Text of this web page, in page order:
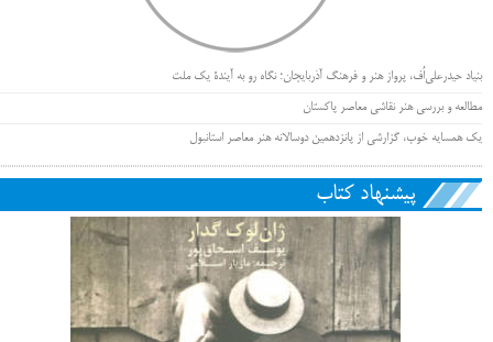
بنیاد حیدرعلی‌اُف، پرواز هنر و فرهنگ آذربایجان؛ نگاه رو به آیندۀ یک ملت
مطالعه و بررسی هنر نقاشی معاصر پاکستان
یک همسایه خوب، گزارشی از پانزدهمین دوسالانه هنر معاصر استانبول
پیشنهاد کتاب